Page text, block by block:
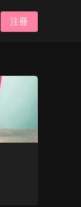
注冊